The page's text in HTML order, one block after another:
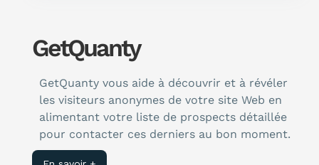
GetQuanty
GetQuanty vous aide à découvrir et à révéler
les visiteurs anonymes de votre site Web en
alimentant votre liste de prospects détaillée
pour contacter ces derniers au bon moment.